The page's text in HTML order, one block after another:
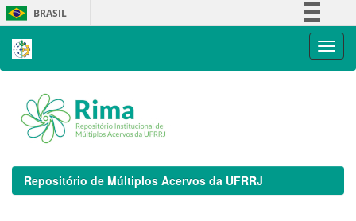
Skip
navigation
BRASIL
Repositório de Múltiplos Acervos da UFRRJ